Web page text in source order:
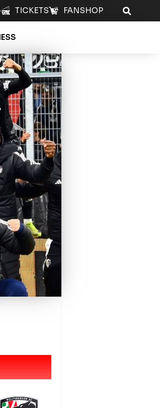
TICKETS FANSHOP